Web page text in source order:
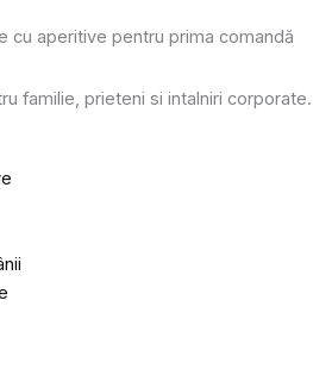
cu aperitive pentru prima comandă
familie, prieteni si intalniri corporate.